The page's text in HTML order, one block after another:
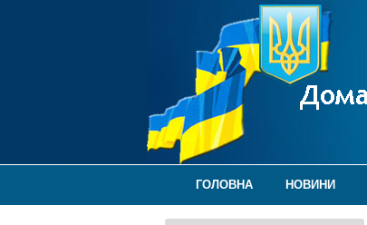
ГОЛОВНА НОВИНИ